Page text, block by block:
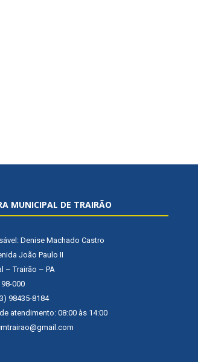
MUNICIPAL DE TRAIRÃO
Denise Machado Castro
João Paulo II
– Trairão – PA
000
98435-8184
atendimento: 08:00 às 14:00